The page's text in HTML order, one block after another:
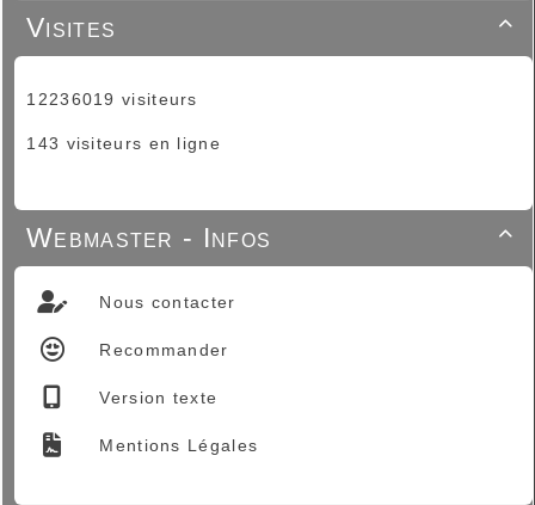

Visites
12236019 visiteurs
143 visiteurs en ligne

Webmaster - Infos
Nous contacter
Recommander
Version texte
Mentions Légales